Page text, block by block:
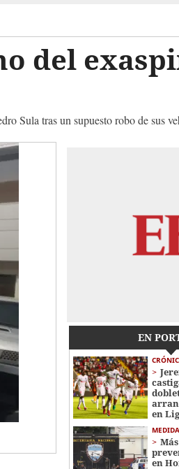
del
Sula tras un supuesto robo de sus
EN
en
en